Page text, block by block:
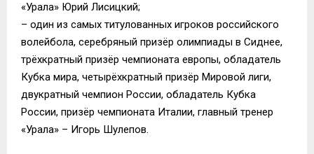
«Урала» Юрий Лисицкий;
– один из самых титулованных игроков российского
волейбола, серебряный призёр олимпиады в Сиднее,
трёхкратный призёр чемпионата европы, обладатель
Кубка мира, четырёхкратный призёр Мировой лиги,
двукратный чемпион России, обладатель Кубка
России, призёр чемпионата Италии, главный тренер
«Урала» – Игорь Шулепов.